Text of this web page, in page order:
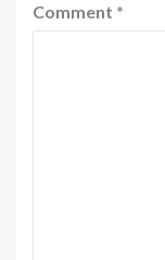
Comment *